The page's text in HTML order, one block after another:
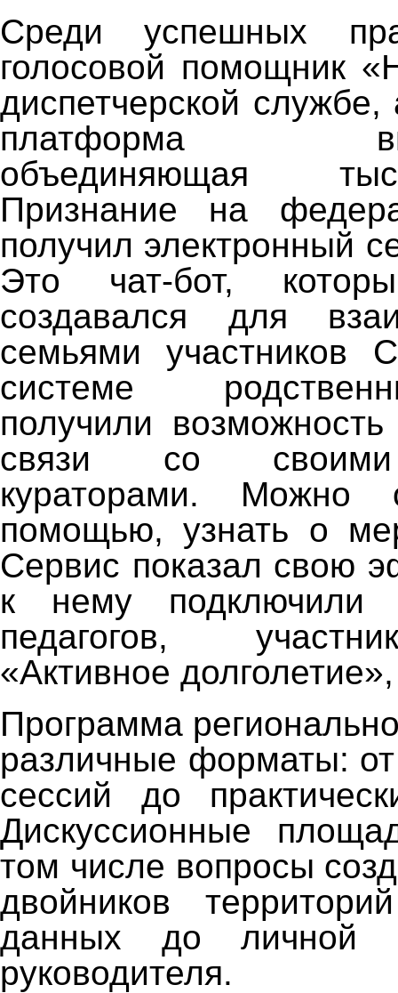
Среди успешных
голосовой помощник
диспетчерской
платформа
объединяющая
Признание на
получил электронный
Это чат-бот,
создавался для
семьями участников
системе
получили возможность
связи со
кураторами. Можно
помощью, узнать о
Сервис показал свою
к нему подключили
педагогов,
«Активное
Программа
различные форматы: от
сессий до
Дискуссионные
том числе вопросы
двойников
данных до личной
руководителя.